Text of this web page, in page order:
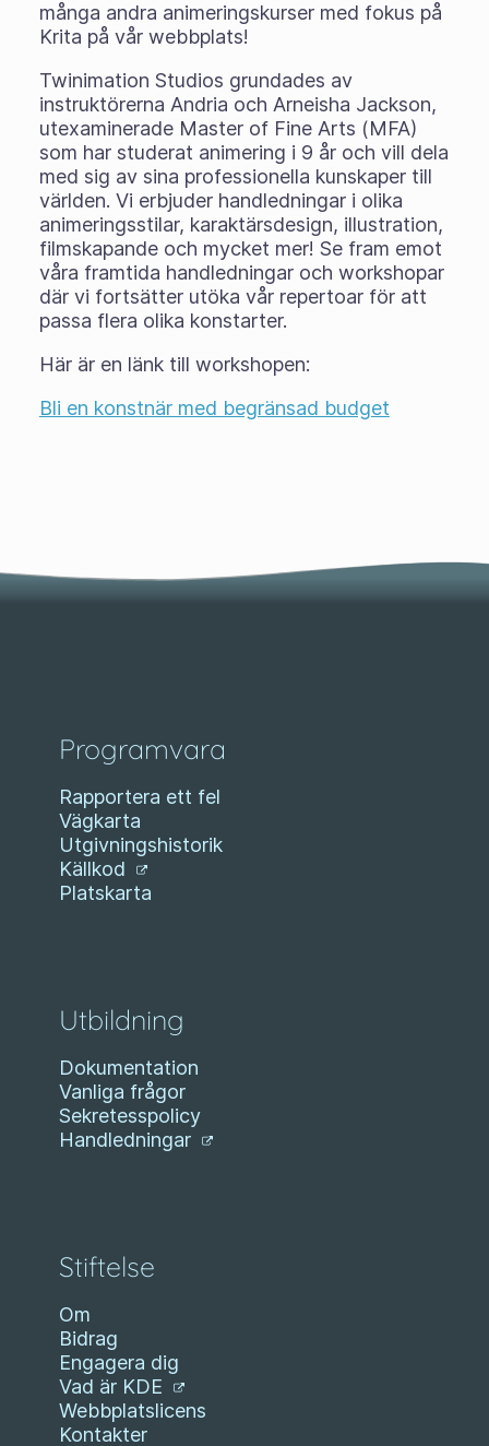
många andra animeringskurser med fokus på
Krita på vår webbplats!
Twinimation Studios grundades av
instruktörerna Andria och Arneisha Jackson,
utexaminerade Master of Fine Arts (MFA)
som har studerat animering i 9 år och vill dela
med sig av sina professionella kunskaper till
världen. Vi erbjuder handledningar i olika
animeringsstilar, karaktärsdesign, illustration,
filmskapande och mycket mer! Se fram emot
våra framtida handledningar och workshopar
där vi fortsätter utöka vår repertoar för att
passa flera olika konstarter.
Här är en länk till workshopen:
Bli en konstnär med begränsad budget
Programvara
Rapportera ett fel
Vägkarta
Utgivningshistorik
Källkod
Platskarta
Utbildning
Dokumentation
Vanliga frågor
Sekretesspolicy
Handledningar
Stiftelse
Om
Bidrag
Engagera dig
Vad är KDE
Webbplatslicens
Kontakter